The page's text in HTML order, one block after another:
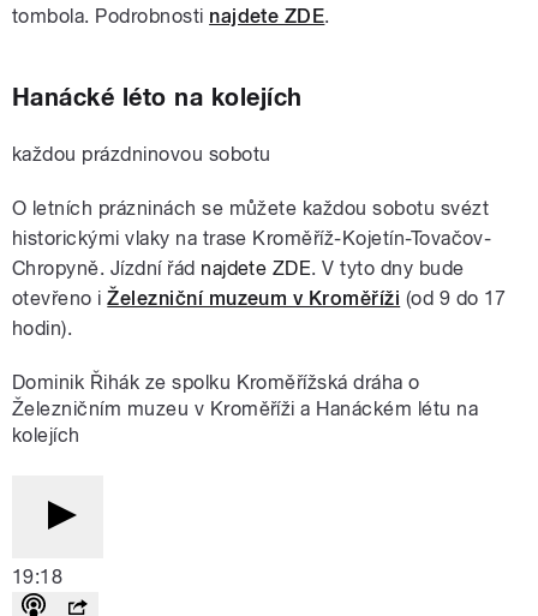
tombola. Podrobnosti najdete ZDE.
Hanácké léto na kolejích
každou prázdninovou sobotu
O letních prázninách se můžete každou sobotu svézt
historickými vlaky na trase Kroměříž-Kojetín-Tovačov-
Chropyně. Jízdní řád najdete ZDE.V tyto dny bude
otevřeno i Železniční muzeum v Kroměříži (od 9 do 17
hodin).
Dominik Řihák ze spolku Kroměřížská dráha o
Železničním muzeu v Kroměříži a Hanáckém létu na
kolejích
19:18